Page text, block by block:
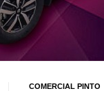
COMERCIAL PINTO